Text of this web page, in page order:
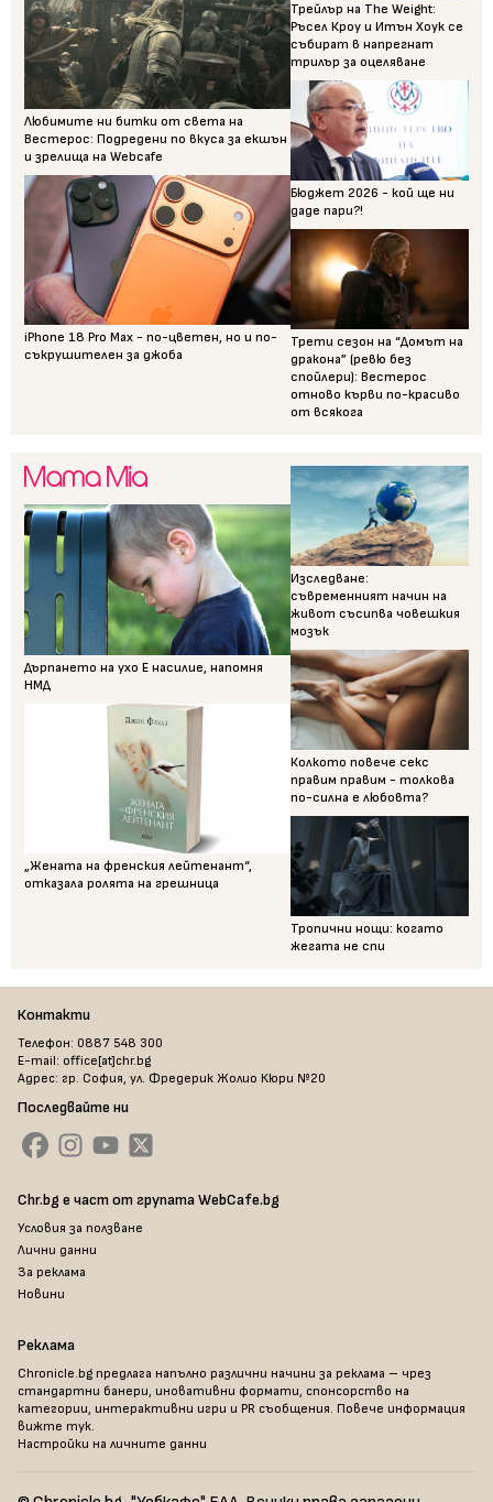
Любимите ни битки от света на
Вестерос: Подредени по вкуса за екшън
и зрелища на Webcafe
iPhone 18 Pro Max - по-цветен, но и по-
съкрушителен за джоба
Трейлър на The Weight:
Ръсел Кроу и Итън Хоук се
събират в напрегнат
трилър за оцеляване
Бюджет 2026 - кой ще ни
даде пари?!
Трети сезон на “Домът на
дракона” (ревю без
спойлери): Вестерос
отново кърви по-красиво
от всякога
Дърпането на ухо Е насилие, напомня
НМД
„Жената на френския лейтенант“,
отказала ролята на грешница
Изследване:
съвременният начин на
живот съсипва човешкия
мозък
Колкото повече секс
правим правим - толкова
по-силна е любовта?
Тропични нощи: когато
жегата не спи
Контакти
Телефон: 0887 548 300
E-mail: office[at]chr.bg
Адрес: гр. София, ул. Фредерик Жолио Кюри №20
Последвайте ни
Chr.bg е част от групата WebCafe.bg
Условия за ползване
Лични данни
За реклама
Новини
Реклама
Chronicle.bg предлага напълно различни начини за реклама – чрез
стандартни банери, иновативни формати, спонсорство на
категории, интерактивни игри и PR съобщения. Повече информация
вижте тук.
Настройки на личните данни